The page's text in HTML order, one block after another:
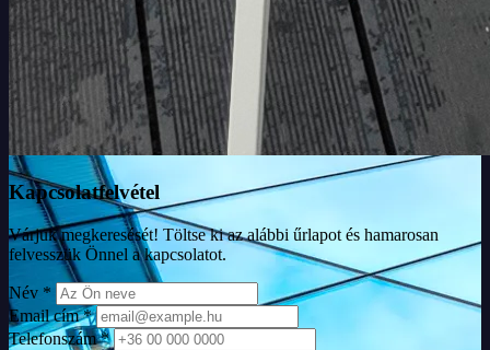
Kapcsolatfelvétel
Várjuk megkeresését! Töltse ki az alábbi űrlapot és hamarosan
felvesszük Önnel a kapcsolatot.
Név *
Email cím *
Telefonszám *